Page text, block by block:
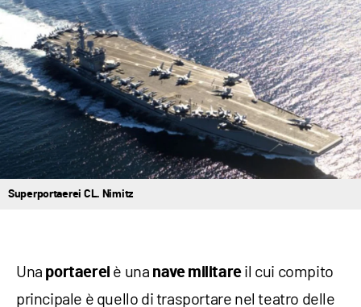
Superportaerei CL. Nimitz
Una portaerei è una nave militareil cui compito
principale è quello di trasportare nel teatro delle